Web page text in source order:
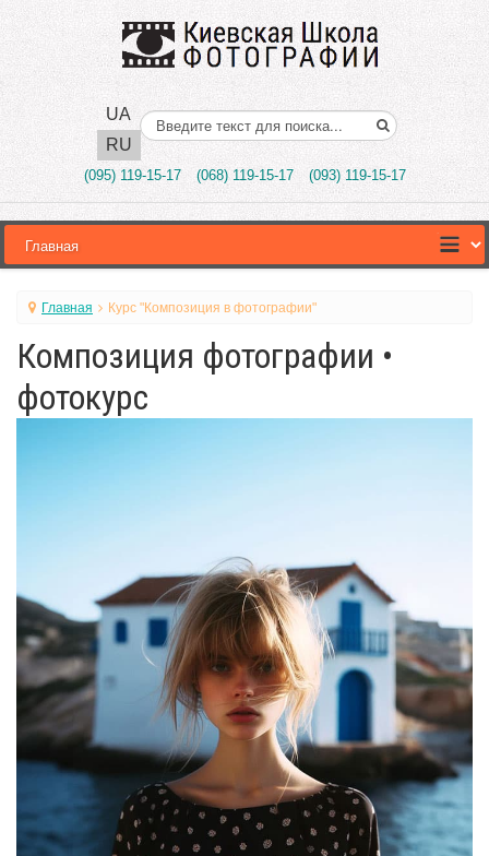
UA
RU
Поиск..
(095) 119-15-17 (068) 119-15-17 (093) 119-15-17
Главная Курс "Композиция в фотографии"
Композиция фотографии •
фотокурс